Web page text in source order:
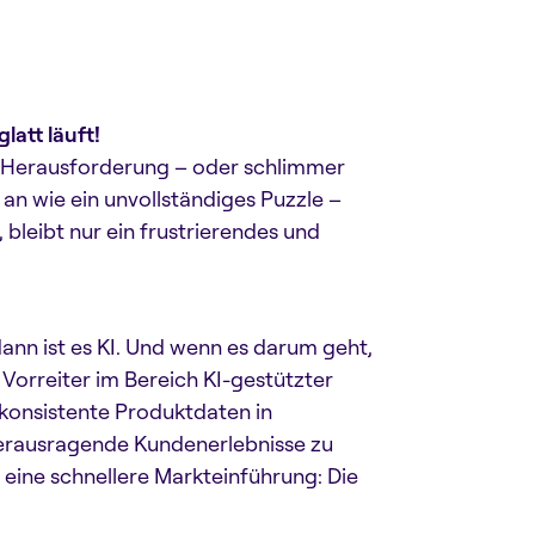
läuft!
– oder schlimmer
wie ein unvollständiges Puzzle –
nur ein frustrierendes und
ist es KI. Und wenn es darum geht,
im Bereich KI-gestützter
Produktdaten in
Kundenerlebnisse zu
schnellere Markteinführung: Die